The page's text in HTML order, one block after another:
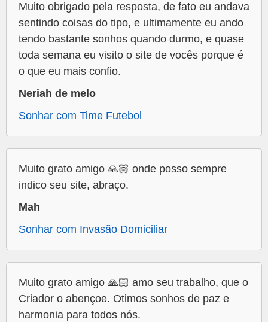
Muito obrigado pela resposta, de fato eu andava
sentindo coisas do tipo, e ultimamente eu ando
tendo bastante sonhos quando durmo, e quase
toda semana eu visito o site de vocês porque é
o que eu mais confio.
Neriah de melo
Sonhar com Time Futebol
Muito grato amigo 🙏🏻 onde posso sempre
indico seu site, abraço.
Mah
Sonhar com Invasão Domiciliar
Muito grato amigo 🙏🏻 amo seu trabalho, que o
Criador o abençoe. Otimos sonhos de paz e
harmonia para todos nós.